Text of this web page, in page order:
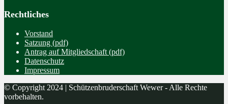
Rechtliches
Vorstand
Satzung (pdf)
Antrag auf Mitgliedschaft (pdf)
Datenschutz
Impressum
© Copyright 2024 | Schützenbruderschaft Wewer - Alle Rechte
vorbehalten.